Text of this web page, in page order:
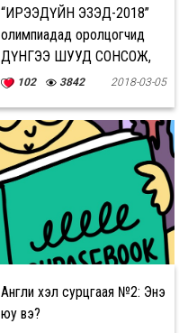
“ИРЭЭДҮЙН ЭЗЭД-2018”
олимпиадад оролцогчид
ДҮНГЭЭ ШУУД СОНСОЖ,
шагналаа гардан авлаа
102 3842 2018-03-05
Англи хэл сурцгаая №2: Энэ
юу вэ?